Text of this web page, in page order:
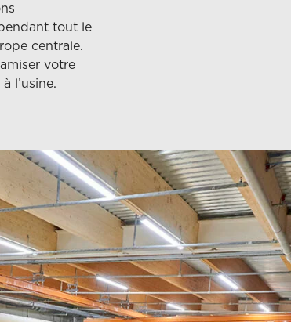
tout le
centrale.
votre
l’usine.